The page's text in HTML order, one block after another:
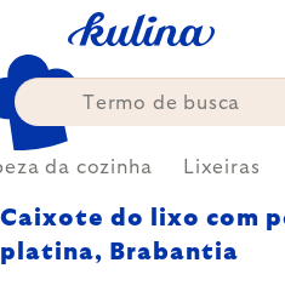
content
da cozinha Lixeiras
Caixote do lixo com
platina, Brabantia